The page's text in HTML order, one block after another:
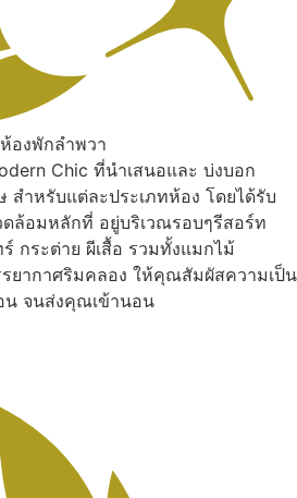
ห้องพักลำพวา
Chic ที่นำเสนอและ บ่งบอก
สำหรับแต่ละประเภทห้อง โดยได้รับ
ดล้อมหลักที่ อยู่บริเวณรอบๆรีสอร์ท
กระต่าย ผีเสื้อ รวมทั้งแมกไม้
ยากาศริมคลอง ให้คุณสัมผัสความเป็น
จนส่งคุณเข้านอน